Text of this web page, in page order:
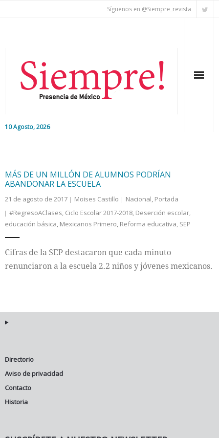
Síguenos en @Siempre_revista
10 Agosto, 2026
Colaboradores
Cultura
MÁS DE UN MILLÓN DE ALUMNOS PODRÍAN
ABANDONAR LA ESCUELA
21 de agosto de 2017 Moises Castillo Nacional, Portada
#RegresoAClases, Ciclo Escolar 2017-2018, Deserción escolar,
educación básica, Mexicanos Primero, Reforma educativa, SEP
Cifras de la SEP destacaron que cada minuto
renunciaron a la escuela 2.2 niños y jóvenes mexicanos.
Directorio
Aviso de privacidad
Contacto
Historia